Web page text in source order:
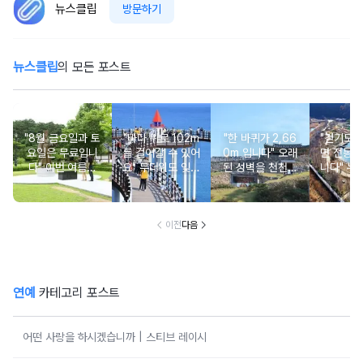
뉴스클립 방문하기
뉴스클립의 모든 포스트
"8월 금요일과 토
요일은 무료입니
다" 이번 여름에
무료로 입장 가능
한 의미 있는 여행
"바다 위로 102m
를 걸어갈 수 있어
요" 무더위도 잊게
만드는 여름 바다
풍경 여행지
"한 바퀴가 2,66
0m 입니다" 오래
된 성벽을 천천히
둘러보며 걷기 좋
은 여행지
"걷기도
면 전동
니다" 누
로 편하
기 좋
이전다음
연예 카테고리 포스트
어떤 사랑을 하시겠습니까 | 스티브 레이시